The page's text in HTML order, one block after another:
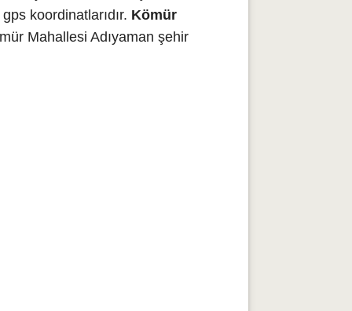
koordinatlarıdır. Kömür
Mahallesi Adıyaman şehir